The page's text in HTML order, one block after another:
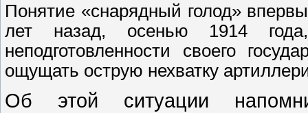
Понятие «снарядный голод»
лет назад, осенью 1914
неподготовленности своего
ощущать острую нехватку
Об этой ситуации